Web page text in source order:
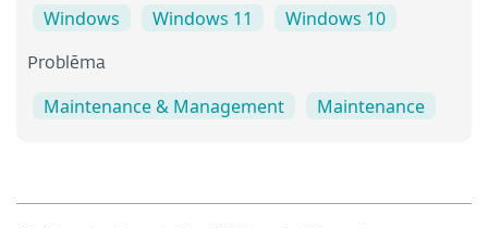
Windows Windows 11 Windows 10
Problēma
Maintenance & Management Maintenance